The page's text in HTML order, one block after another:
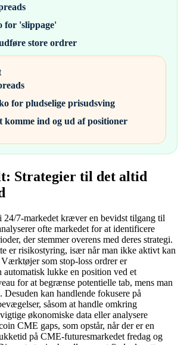
for 'slippage'
store ordrer
for pludselige prisudsving
komme ind og ud af positioner
Strategier til det altid
7-markedet kræver en bevidst tilgang til
ofte markedet for at identificere
der stemmer overens med deres strategi.
er risikostyring, især når man ikke aktivt kan
som stop-loss ordrer er
lukke en position ved et
for at begrænse potentielle tab, mens man
kan handlende fokusere på
såsom at handle omkring
økonomiske data eller analysere
CME gaps, som opstår, når der er en
på CME-futuresmarkedet fredag og